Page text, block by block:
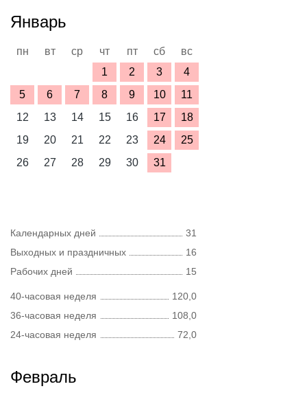
Январь
пн вт ср чт пт сб
вс
1
2 3
4
5
6 7 8 9 10
11
12
13 14 15 16 17
18
19
20 21 22 23 24
25
26
27 28 29 30 31
Календарных дней
31
Выходных и праздничных
16
Рабочих дней
15
40-часовая неделя
120,0
36-часовая неделя
108,0
24-часовая неделя
72,0
Февраль